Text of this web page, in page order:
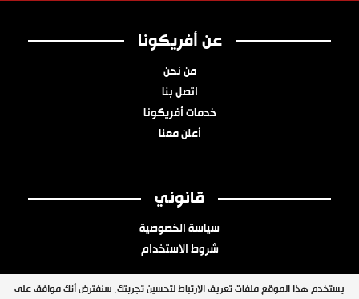
عن أفريكونا
من نحن
اتصل بنا
خدمات أفريكونا
أعلن معنا
قانوني
سياسة الخصوصية
شروط الاستخدام
يستخدم هذا الموقع ملفات تعريف الارتباط لتحسين تجربتك. سنفترض أنك موافق على